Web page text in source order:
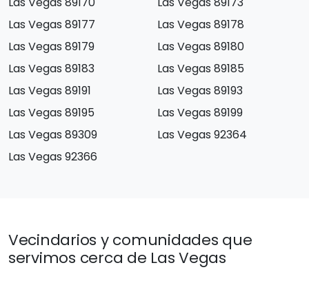
Las Vegas 89177
Las Vegas 89178
Las Vegas 89179
Las Vegas 89180
Las Vegas 89183
Las Vegas 89185
Las Vegas 89191
Las Vegas 89193
Las Vegas 89195
Las Vegas 89199
Las Vegas 89309
Las Vegas 92364
Las Vegas 92366
Vecindarios y comunidades que
servimos cerca de Las Vegas